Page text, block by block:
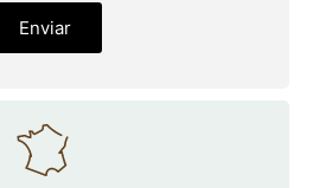
Enviar